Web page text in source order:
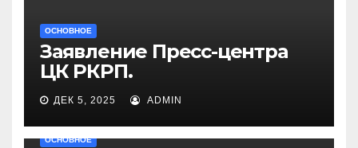
ОСНОВНОЕ
Заявление Пресс-центра
ЦК РКРП.
ДЕК 5, 2025 ADMIN
ОСНОВНОЕ